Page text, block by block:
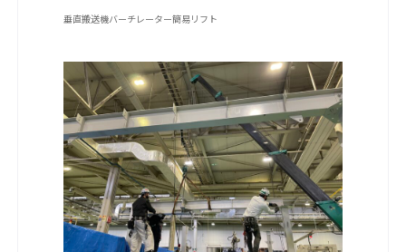
垂直搬送機バーチレーター簡易リフト